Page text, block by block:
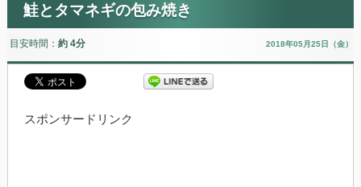
鮭とタマネギの包み焼き
目安時間： 約 4分 2018年05月25日（金）
スポンサードリンク